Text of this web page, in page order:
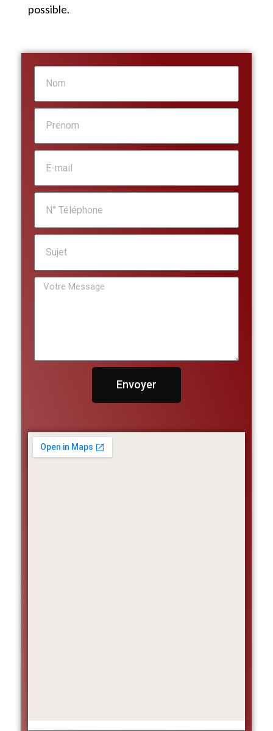
possible.
Envoyer